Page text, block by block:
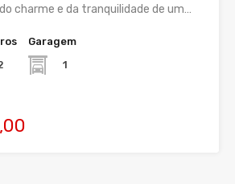
charme e da tranquilidade de um…
Garagem
1